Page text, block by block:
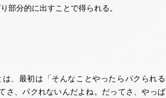
部分的に出すことで得られる。
、最初は「そんなことやったらパクられる
さ、パクれないんだよね。だってさ、やっぱ